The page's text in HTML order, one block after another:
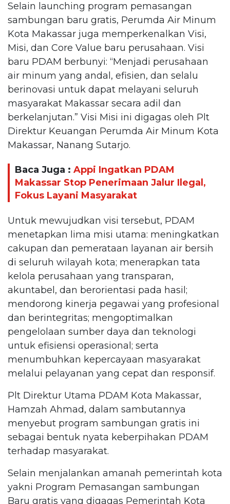
Selain launching program pemasangan
sambungan baru gratis, Perumda Air Minum
Kota Makassar juga memperkenalkan Visi,
Misi, dan Core Value baru perusahaan. Visi
baru PDAM berbunyi: “Menjadi perusahaan
air minum yang andal, efisien, dan selalu
berinovasi untuk dapat melayani seluruh
masyarakat Makassar secara adil dan
berkelanjutan.” Visi Misi ini digagas oleh Plt
Direktur Keuangan Perumda Air Minum Kota
Makassar, Nanang Sutarjo.
Baca Juga : Appi Ingatkan PDAM
Makassar Stop Penerimaan Jalur Ilegal,
Fokus Layani Masyarakat
Untuk mewujudkan visi tersebut, PDAM
menetapkan lima misi utama: meningkatkan
cakupan dan pemerataan layanan air bersih
di seluruh wilayah kota; menerapkan tata
kelola perusahaan yang transparan,
akuntabel, dan berorientasi pada hasil;
mendorong kinerja pegawai yang profesional
dan berintegritas; mengoptimalkan
pengelolaan sumber daya dan teknologi
untuk efisiensi operasional; serta
menumbuhkan kepercayaan masyarakat
melalui pelayanan yang cepat dan responsif.
Plt Direktur Utama PDAM Kota Makassar,
Hamzah Ahmad, dalam sambutannya
menyebut program sambungan gratis ini
sebagai bentuk nyata keberpihakan PDAM
terhadap masyarakat.
Selain menjalankan amanah pemerintah kota
yakni Program Pemasangan sambungan
Baru gratis yang digagas Pemerintah Kota